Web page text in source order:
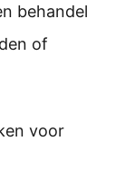
behandel
of
voor